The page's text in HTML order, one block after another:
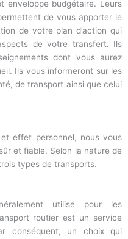
enveloppe budgétaire. Leurs
de vous apporter le
de votre plan d’action qui
de votre transfert. Ils
dont vous aurez
Ils vous informeront sur les
de transport ainsi que celui
effet personnel, nous vous
et fiable. Selon la nature de
types de transports.
utilisé pour les
routier est un service
conséquent, un choix qui